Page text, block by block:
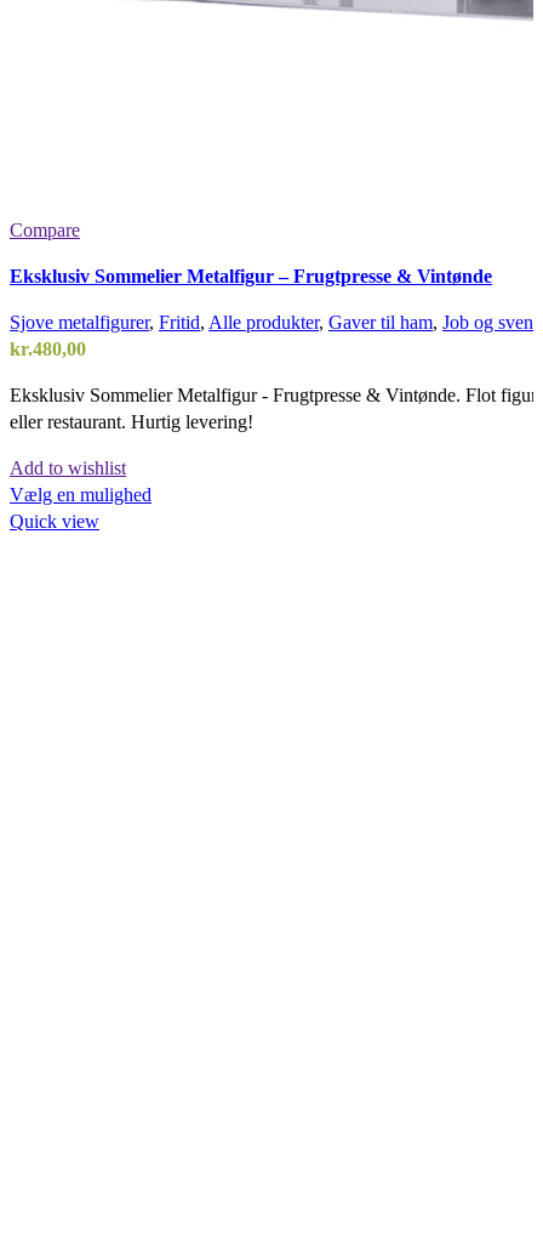
Compare
Eksklusiv Sommelier Metalfigur – Frugtpresse & Vintønde
Sjove metalfigurer, Fritid, Alle produkter, Gaver til ham, Job og
kr.480,00
Eksklusiv Sommelier Metalfigur - Frugtpresse & Vintønde. Flot
eller restaurant. Hurtig levering!
Add to wishlist
Vælg en mulighed
Quick view